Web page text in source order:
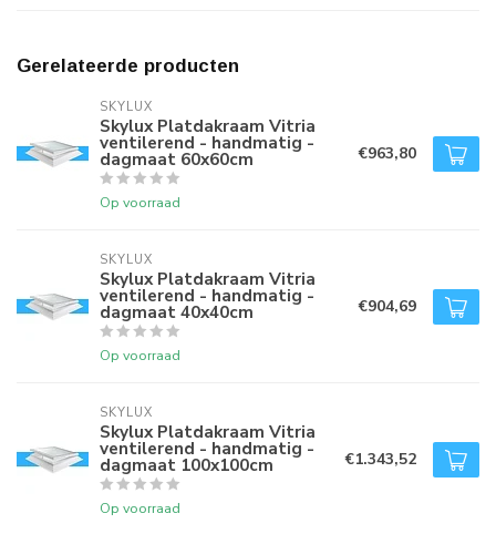
Gerelateerde producten
SKYLUX
Skylux Platdakraam Vitria
ventilerend - handmatig -
dagmaat 60x60cm
Op voorraad
€963,80
SKYLUX
Skylux Platdakraam Vitria
ventilerend - handmatig -
dagmaat 40x40cm
Op voorraad
€904,69
SKYLUX
Skylux Platdakraam Vitria
ventilerend - handmatig -
dagmaat 100x100cm
Op voorraad
€1.343,52